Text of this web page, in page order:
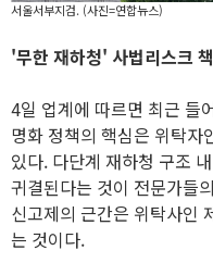
서울서부지검. (사진=연합뉴스)
'무한 재하청' 사법리스크
4일 업계에 따르면 최근 들
명화 정책의 핵심은 위탁자
있다. 다단계 재하청 구조
귀결된다는 것이 전문가들
신고제의 근간은 위탁사인
는 것이다.